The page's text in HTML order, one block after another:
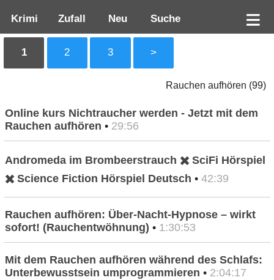
Krimi Zufall Neu Suche
1 2 3 >
Rauchen aufhören (99)
Online kurs Nichtraucher werden - Jetzt mit dem
Rauchen aufhören • 29:56
Andromeda im Brombeerstrauch ✖️ SciFi Hörspiel
✖️ Science Fiction Hörspiel Deutsch • 42:39
Rauchen aufhören: Über-Nacht-Hypnose – wirkt
sofort! (Rauchentwöhnung) • 1:30:53
Mit dem Rauchen aufhören während des Schlafs:
Unterbewusstsein umprogrammieren • 2:04:17